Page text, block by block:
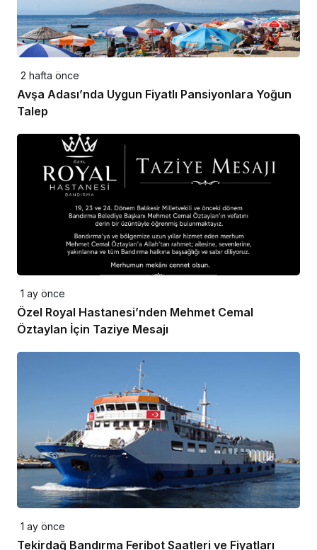
2 hafta önce
Avşa Adası’nda Uygun Fiyatlı Pansiyonlara Yoğun
Talep
1 ay önce
Özel Royal Hastanesi’nden Mehmet Cemal
Öztaylan İçin Taziye Mesajı
1 ay önce
Tekirdağ Bandırma Feribot Saatleri ve Fiyatları